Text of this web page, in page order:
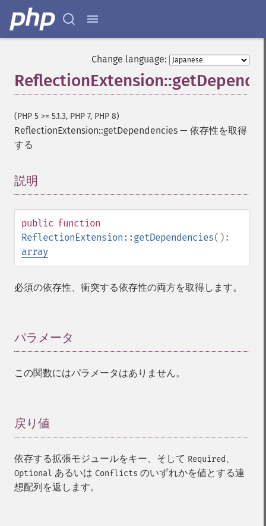
Change language:
(PHP 5 >= 5.1.3, PHP 7, PHP 8)
ReflectionExtension::getDependencies — 依存性を取得
する
説明
public function
ReflectionExtension::getDependencies():
array
必須の依存性、衝突する依存性の両方を取得します。
パラメータ
この関数にはパラメータはありません。
戻り値
依存する拡張モジュールをキー、そして Required 、
Optional あるいは Conflicts のいずれかを値とする連
想配列を返します。